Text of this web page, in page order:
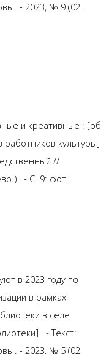
. - 2023, № 9 (02
и креативные : [об
работников культуры]
//
. - С. 9: фот.
в 2023 году по
в рамках
в селе
. - Текст:
. - 2023, № 5 (02